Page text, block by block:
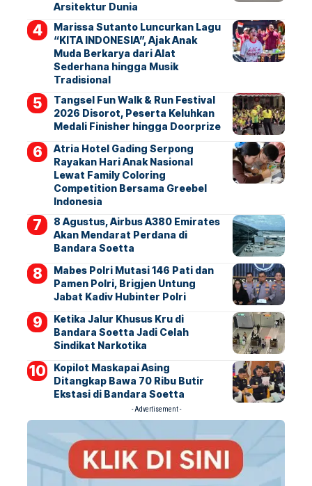
Arsitektur Dunia
Marissa Sutanto Luncurkan Lagu
“KITA INDONESIA”, Ajak Anak
Muda Berkarya dari Alat
Sederhana hingga Musik
Tradisional
Tangsel Fun Walk & Run Festival
2026 Disorot, Peserta Keluhkan
Medali Finisher hingga Doorprize
Atria Hotel Gading Serpong
Rayakan Hari Anak Nasional
Lewat Family Coloring
Competition Bersama Greebel
Indonesia
8 Agustus, Airbus A380 Emirates
Akan Mendarat Perdana di
Bandara Soetta
Mabes Polri Mutasi 146 Pati dan
Pamen Polri, Brigjen Untung
Jabat Kadiv Hubinter Polri
Ketika Jalur Khusus Kru di
Bandara Soetta Jadi Celah
Sindikat Narkotika
Kopilot Maskapai Asing
Ditangkap Bawa 70 Ribu Butir
Ekstasi di Bandara Soetta
- Advertisement -